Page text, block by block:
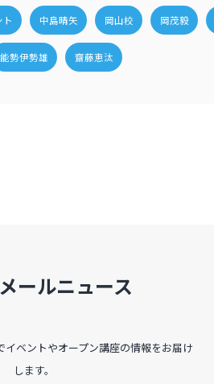
ト 中島晴矢 岡山校 岡茂毅
能勢伊勢雄 齋藤恵汰
ールニュース
イベントやオープン講座の情報をお届け
します。